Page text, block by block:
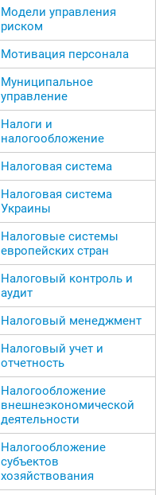
Модели управления
риском
Мотивация персонала
Муниципальное
управление
Налоги и
налогообложение
Налоговая система
Налоговая система
Украины
Налоговые системы
европейских стран
Налоговый контроль и
аудит
Налоговый менеджмент
Налоговый учет и
отчетность
Налогообложение
внешнеэкономической
деятельности
Налогообложение
субъектов
хозяйствования